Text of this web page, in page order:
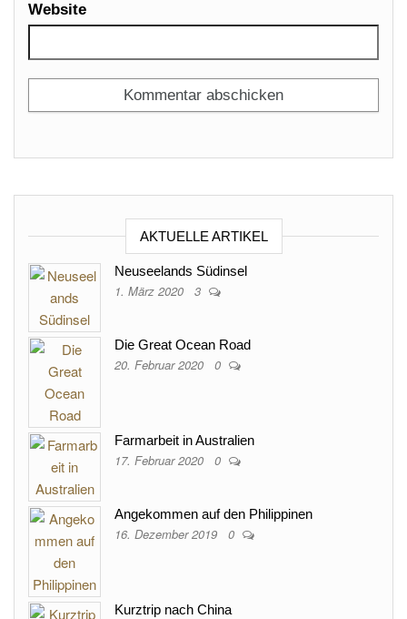
Website
AKTUELLE ARTIKEL
Neuseelands Südinsel
1. März 2020 3
Die Great Ocean Road
20. Februar 2020 0
Farmarbeit in Australien
17. Februar 2020 0
Angekommen auf den Philippinen
16. Dezember 2019 0
Kurztrip nach China